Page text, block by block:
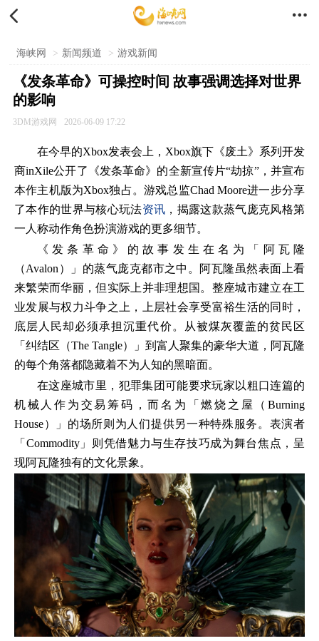
 
海峡网 > 新闻频道 > 游戏新闻
《发条革命》可操控时间 故事强调选择对世界
的影响
3DM游戏网 2026-06-09 17:22
在今早的Xbox发表会上，Xbox旗下《废土》系列开发
商inXile公开了《发条革命》的全新宣传片“劫掠”，并宣布
本作主机版为Xbox独占。游戏总监Chad Moore进一步分享
了本作的世界与核心玩法资讯 ，揭露这款蒸气庞克风格第
一人称动作角色扮演游戏的更多细节。
《发条革命》的故事发生在名为「阿瓦隆
（Avalon）」的蒸气庞克都市之中。阿瓦隆虽然表面上看
来繁荣而华丽，但实际上并非理想国。整座城市建立在工
业发展与权力斗争之上，上层社会享受富裕生活的同时，
底层人民却必须承担沉重代价。从被煤灰覆盖的贫民区
「纠结区（The Tangle）」到富人聚集的豪华大道，阿瓦隆
的每个角落都隐藏着不为人知的黑暗面。
在这座城市里，犯罪集团可能要求玩家以粗口连篇的
机械人作为交易筹码，而名为「燃烧之屋（Burning
House）」的场所则为人们提供另一种特殊服务。表演者
「Commodity」则凭借魅力与生存技巧成为舞台焦点，呈
现阿瓦隆独有的文化景象。